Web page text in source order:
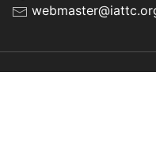
© IATTC, 2022-2026